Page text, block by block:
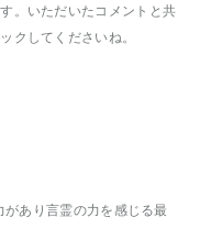
。いただいたコメントと共
クしてくださいね。
があり言霊の力を感じる最